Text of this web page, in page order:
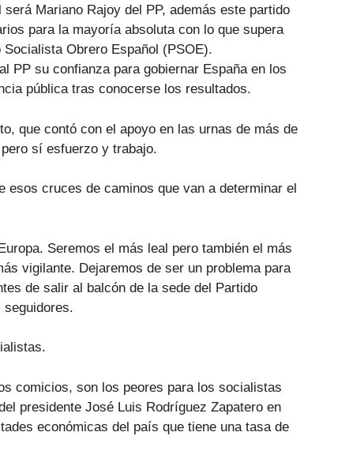
Mariano Rajoy del PP, además este partido
para la mayoría absoluta con lo que supera
Obrero Español (PSOE).
PP su confianza para gobiernar España en los
pública tras conocerse los resultados.
que contó con el apoyo en las urnas de más de
sí esfuerzo y trabajo.
cruces de caminos que van a determinar el
Seremos el más leal pero también el más
vigilante. Dejaremos de ser un problema para
de salir al balcón de la sede del Partido
seguidores.
comicios, son los peores para los socialistas
presidente José Luis Rodríguez Zapatero en
económicas del país que tiene una tasa de